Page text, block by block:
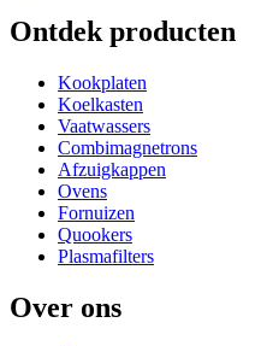
Ontdek producten
Kookplaten
Koelkasten
Vaatwassers
Combimagnetrons
Afzuigkappen
Ovens
Fornuizen
Quookers
Plasmafilters
Over ons